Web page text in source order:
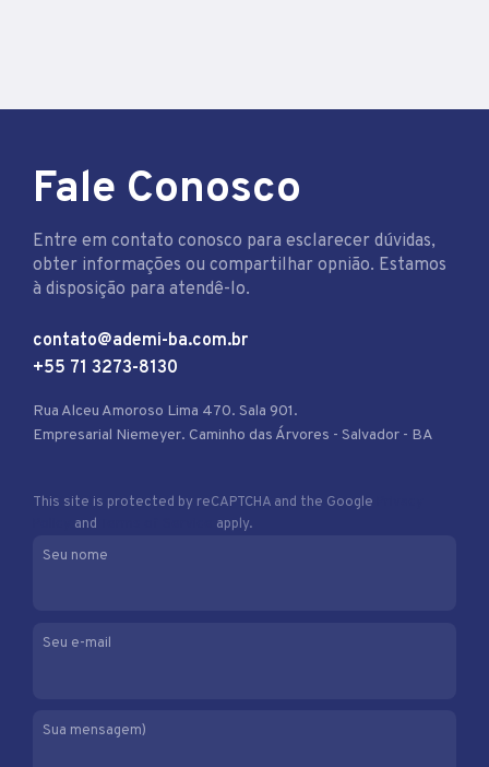
Fale Conosco
Entre em contato conosco para esclarecer dúvidas,
obter informações ou compartilhar opnião. Estamos
à disposição para atendê-lo.
contato@ademi-ba.com.br
+55 71 3273-8130
Rua Alceu Amoroso Lima 470. Sala 901.
Empresarial Niemeyer. Caminho das Árvores - Salvador - BA
This site is protected by reCAPTCHA and the Google
and
apply.
Seu nome
Seu e-mail
Sua mensagem)